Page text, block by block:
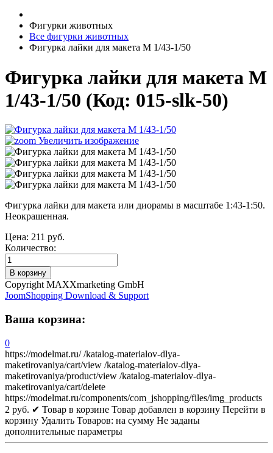
Фигурки животных
Все фигурки животных
Фигурка лайки для макета М 1/43-1/50
Фигурка лайки для макета М
1/43-1/50 (Код: 015-slk-50)
Увеличить изображение
Фигурка лайки для макета или диорамы в масштабе 1:43-1:50.
Неокрашенная.
Цена: 211 руб.
Количество:
Copyright MAXXmarketing GmbH
JoomShopping Download & Support
Ваша корзина:
0
https://modelmat.ru/ /katalog-materialov-dlya-
maketirovaniya/cart/view /katalog-materialov-dlya-
maketirovaniya/product/view /katalog-materialov-dlya-
maketirovaniya/cart/delete
https://modelmat.ru/components/com_jshopping/files/img_products
2 руб. ✔ Товар в корзине Товар добавлен в корзину Перейти в
корзину Удалить Товаров: на сумму Не заданы
дополнительные параметры